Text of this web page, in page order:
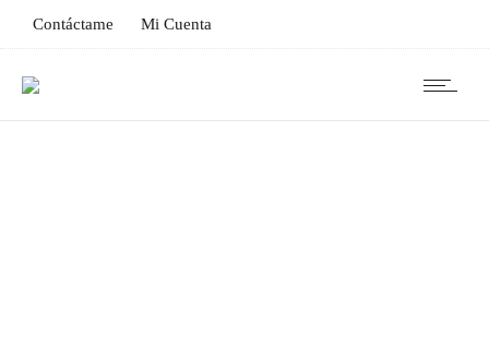
Contáctame Mi Cuenta